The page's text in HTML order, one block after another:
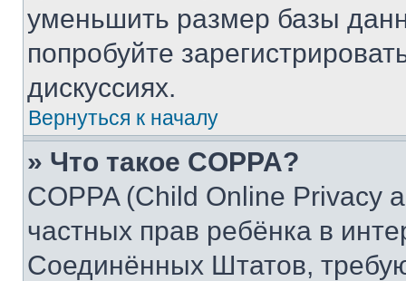
уменьшить размер базы
попробуйте
дискуссиях.
Вернуться к началу
» Что такое COPPA?
COPPA (Child Online Privacy
частных прав ребёнка в
Соединённых Штатов,